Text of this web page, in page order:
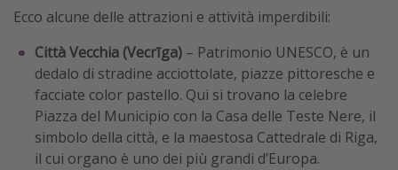
Ecco alcune delle attrazioni e attività imperdibili:
Città Vecchia (Vecrīga) – Patrimonio UNESCO, è un
dedalo di stradine acciottolate, piazze pittoresche e
facciate color pastello. Qui si trovano la celebre
Piazza del Municipio con la Casa delle Teste Nere, il
simbolo della città, e la maestosa Cattedrale di Riga,
il cui organo è uno dei più grandi d’Europa.